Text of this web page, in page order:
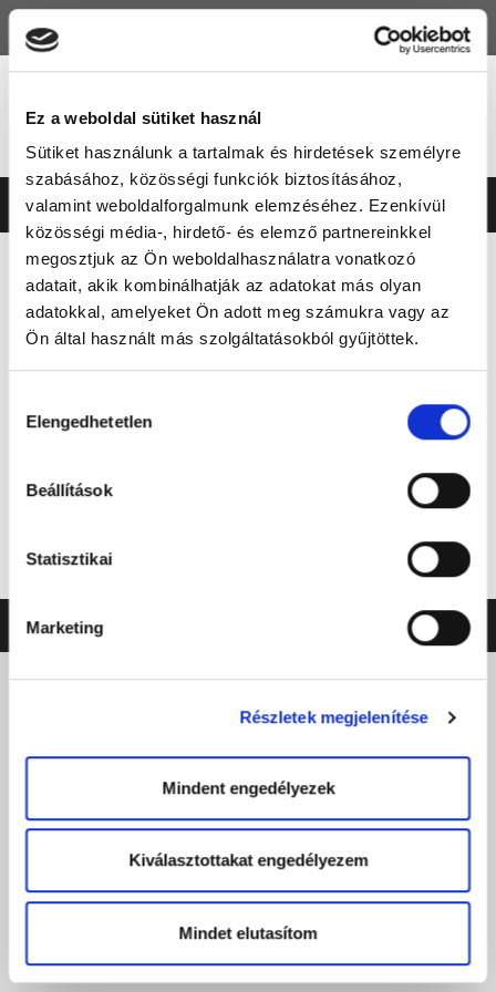
Ez a weboldal sütiket használ
Sütiket használunk a tartalmak és hirdetések személyre
szabásához, közösségi funkciók biztosításához,
valamint weboldalforgalmunk elemzéséhez. Ezenkívül
közösségi média-, hirdető- és elemző partnereinkkel
megosztjuk az Ön weboldalhasználatra vonatkozó
adatait, akik kombinálhatják az adatokat más olyan
adatokkal, amelyeket Ön adott meg számukra vagy az
Ön által használt más szolgáltatásokból gyűjtöttek.
kiválasztása
Elengedhetetlen
Beállítások
Statisztikai
Marketing
Részletek megjelenítése
Mindent engedélyezek
Kiválasztottakat engedélyezem
Mindet elutasítom
BEJELENTKEZÉS
BEJELENTKEZÉS
Jelszó
BELÉPÉS
©2026 ERSTE LIGA NEO SOFT